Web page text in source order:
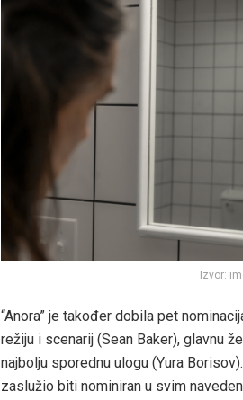
Izvor:
“Anora” je također dobila pet
režiju i scenarij (Sean Baker), glavnu
najbolju sporednu ulogu (Yura
zaslužio biti nominiran u svim